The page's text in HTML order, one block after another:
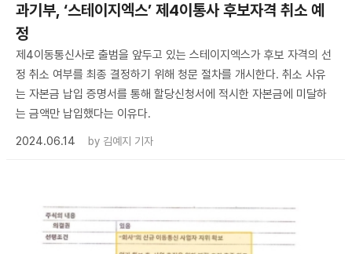
과기부, ‘스테이지엑스’ 제4이통사 후보자격 취소 예
정
제4이동통신사로 출범을 앞두고 있는 스테이지엑스가 후보 자격의 선
정 취소 여부를 최종 결정하기 위해 청문 절차를 개시한다. 취소 사유
는 자본금 납입 증명서를 통해 할당신청서에 적시한 자본금에 미달하
는 금액만 납입했다는 이유다.
2024.06.14
by 김예지 기자